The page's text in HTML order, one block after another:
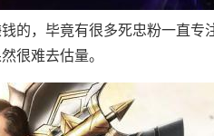
的，毕竟有很多死忠粉一直
很难去估量。